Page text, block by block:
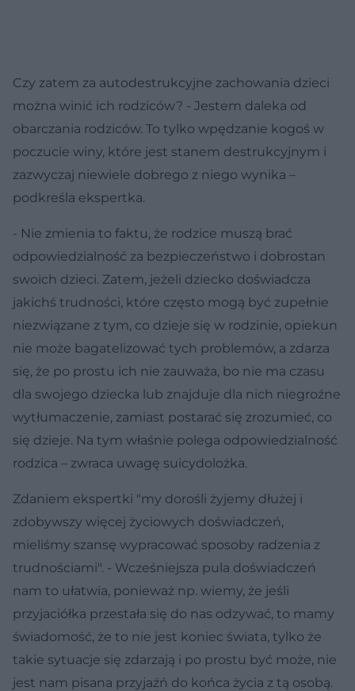
Czy zatem za autodestrukcyjne zachowania dzieci
można winić ich rodziców? - Jestem daleka od
obarczania rodziców. To tylko wpędzanie kogoś w
poczucie winy, które jest stanem destrukcyjnym i
zazwyczaj niewiele dobrego z niego wynika –
podkreśla ekspertka.
- Nie zmienia to faktu, że rodzice muszą brać
odpowiedzialność za bezpieczeństwo i dobrostan
swoich dzieci. Zatem, jeżeli dziecko doświadcza
jakichś trudności, które często mogą być zupełnie
niezwiązane z tym, co dzieje się w rodzinie, opiekun
nie może bagatelizować tych problemów, a zdarza
się, że po prostu ich nie zauważa, bo nie ma czasu
dla swojego dziecka lub znajduje dla nich niegroźne
wytłumaczenie, zamiast postarać się zrozumieć, co
się dzieje. Na tym właśnie polega odpowiedzialność
rodzica – zwraca uwagę suicydolożka.
Zdaniem ekspertki "my dorośli żyjemy dłużej i
zdobywszy więcej życiowych doświadczeń,
mieliśmy szansę wypracować sposoby radzenia z
trudnościami". - Wcześniejsza pula doświadczeń
nam to ułatwia, ponieważ np. wiemy, że jeśli
przyjaciółka przestała się do nas odzywać, to mamy
świadomość, że to nie jest koniec świata, tylko że
takie sytuacje się zdarzają i po prostu być może, nie
jest nam pisana przyjaźń do końca życia z tą osobą.